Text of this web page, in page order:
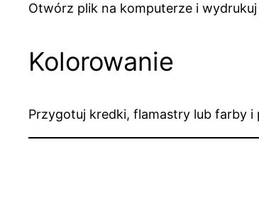
Otwórz plik na komputerze i
Kolorowanie
Przygotuj kredki, flamastry lub farby